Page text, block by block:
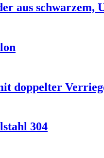
aus schwarzem,
doppelter
304